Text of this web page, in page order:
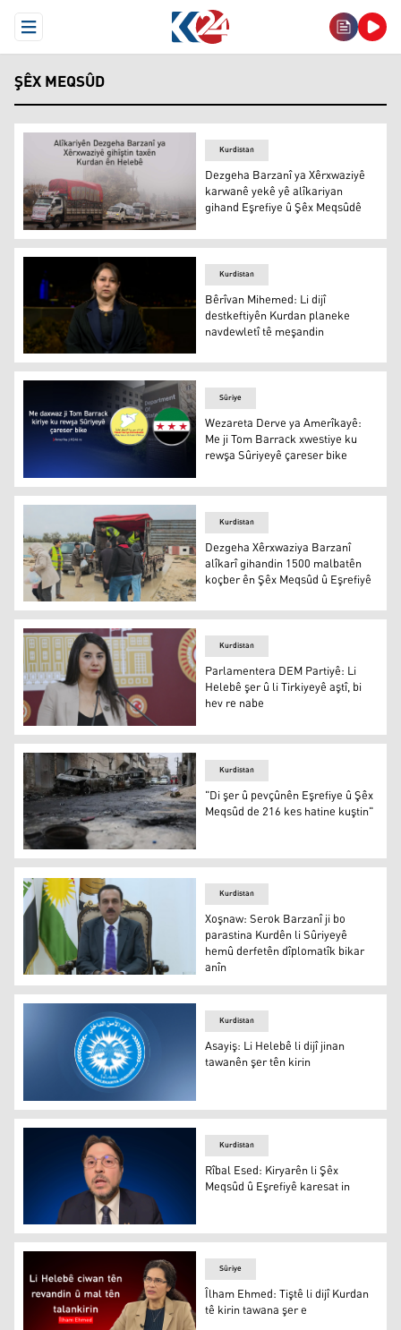
Open Menu
ŞÊX MEQSÛD
Dezgeha Barzanî ya Xêrxwaziyê karwanê yekê yê
Kurdistan
Dezgeha Barzanî ya Xêrxwaziyê
karwanê yekê yê alîkariyan
gihand Eşrefiye û Şêx Meqsûdê
Bêrîvan Mihemed: Li dijî destkeftiyên Kurdan planeke
Kurdistan
Bêrîvan Mihemed: Li dijî
destkeftiyên Kurdan planeke
navdewletî tê meşandin
Wezareta Derve ya Amerîkayê: Me ji Tom Barrack
Sûriye
Wezareta Derve ya Amerîkayê:
Me ji Tom Barrack xwestiye ku
rewşa Sûriyeyê çareser bike
Dezgeha Xêrxwaziya Barzanî alîkarî gihandin 1500
Kurdistan
Dezgeha Xêrxwaziya Barzanî
alîkarî gihandin 1500 malbatên
koçber ên Şêx Meqsûd û Eşrefiyê
Parlamentera DEM Partiyê: Li Helebê şer û li Tirkiyeyê
Kurdistan
Parlamentera DEM Partiyê: Li
Helebê şer û li Tirkiyeyê aştî, bi
hev re nabe
"Di şer û pevçûnên Eşrefiye û Şêx Meqsûd de 216 kes
Kurdistan
"Di şer û pevçûnên Eşrefiye û Şêx
Meqsûd de 216 kes hatine kuştin"
Xoşnaw: Serok Barzanî ji bo parastina Kurdên li
Kurdistan
Xoşnaw: Serok Barzanî ji bo
parastina Kurdên li Sûriyeyê
hemû derfetên dîplomatîk bikar
anîn
Asayiş: Li Helebê li dijî jinan tawanên şer tên kirin
Kurdistan
Asayiş: Li Helebê li dijî jinan
tawanên şer tên kirin
Rîbal Esed: Kiryarên li Şêx Meqsûd û Eşrefiyê karesat in
Kurdistan
Rîbal Esed: Kiryarên li Şêx
Meqsûd û Eşrefiyê karesat in
Sûriye
Îlham Ehmed: Tiştê li dijî Kurdan
tê kirin tawana şer e